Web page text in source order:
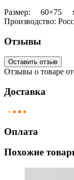
Размер: 60×75
Производство:
Отзывы
Оставить отзыв
Отзывы о товаре
Доставка
Оплата
Похожие